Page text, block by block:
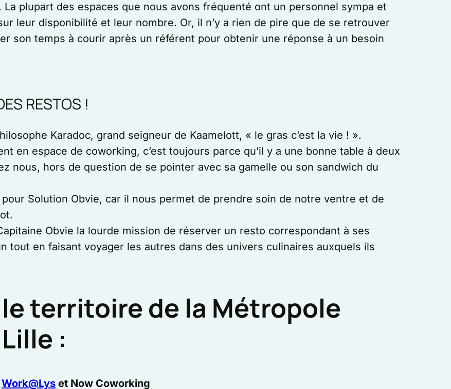
plupart des espaces que nous avons fréquenté ont un personnel sympa et
leur disponibilité et leur nombre. Or, il n’y a rien de pire que de se retrouver
son temps à courir après un référent pour obtenir une réponse à un besoin
RESTOS !
Karadoc, grand seigneur de Kaamelott, « le gras c’est la vie ! ».
en espace de coworking, c’est toujours parce qu’il y a une bonne table à deux
nous, hors de question de se pointer avec sa gamelle ou son sandwich du
Solution Obvie, car il nous permet de prendre soin de notre ventre et de
Obvie la lourde mission de réserver un resto correspondant à ses
tout en faisant voyager les autres dans des univers culinaires auxquels ils
territoire de la Métropole
:
Work@Lys et Now Coworking